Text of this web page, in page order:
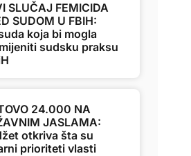
SLUČAJ FEMICIDA
SUDOM U FBIH:
koja bi mogla
sudsku praksu
24.000 NA
JASLAMA:
otkriva šta su
prioriteti vlasti